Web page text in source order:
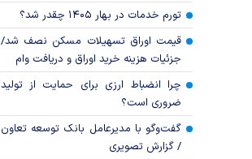
تورم خدمات در بهار ۱۴۰۵ چقدر شد؟
قیمت اوراق تسهیلات مسکن نصف شد/
جزئیات هزینه خرید اوراق و دریافت وام
چرا انضباط ارزی برای حمایت از تولید
ضروری است؟
گفت‌وگو با مدیرعامل بانک توسعه تعاون
/ گزارش تصویری